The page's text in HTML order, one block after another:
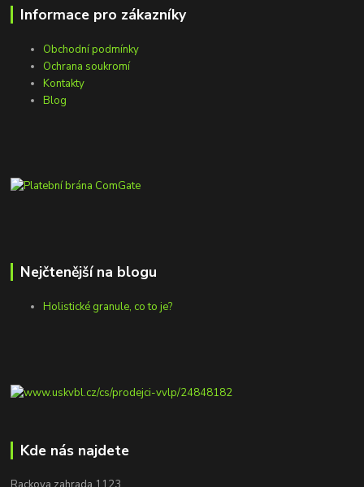
Informace pro zákazníky
Obchodní podmínky
Ochrana soukromí
Kontakty
Blog
Nejčtenější na blogu
Holistické granule, co to je?
Kde nás najdete